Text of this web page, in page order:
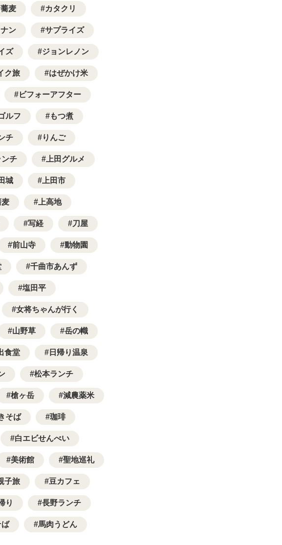
麦 カタクリ
ン サプライズ
ズ ジョンレノン
ク旅 はぜかけ米
ビフォーアフター
ルフ もつ煮
チ りんご
チ 上田グルメ
城 上田市
麦 上高地
写経 刀屋
前山寺 動物園
千曲市あんず
塩田平
女将ちゃんが行く
山野草 岳の幟
食堂 日帰り温泉
松本ランチ
槍ヶ岳 減農薬米
そば 珈琲
白エビせんべい
美術館 聖地巡礼
子旅 豆カフェ
り 長野ランチ
ば 馬肉うどん